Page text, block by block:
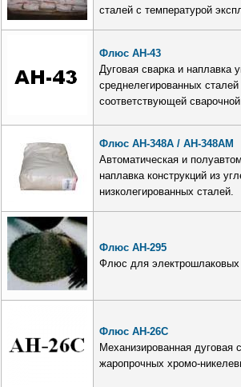
сталей с температурой
Флюс АН-43
Дуговая сварка и наплавка
среднелегированных
соответствующей
Флюс АН-348А / АН-348АМ
Автоматическая и
наплавка конструкций из
низколегированных сталей.
Флюс АН-295
Флюс для электрошлаковых
Флюс АН-26С
Механизированная дуговая
жаропрочных хромо-